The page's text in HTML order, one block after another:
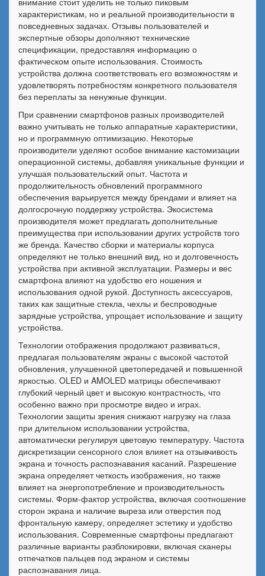
характеристикам, но и реальной производительности в
повседневных задачах. Отзывы пользователей и
экспертные обзоры дополняют технические
спецификации, предоставляя информацию о
фактическом опыте использования. Стоимость
устройства должна соответствовать его возможностям и
удовлетворять потребностям конкретного пользователя
без переплаты за ненужные функции.
При сравнении смартфонов разных производителей
важно учитывать не только аппаратные характеристики,
но и программную оптимизацию. Некоторые
производители уделяют особое внимание кастомизации
операционной системы, добавляя уникальные функции и
улучшая пользовательский опыт. Частота и
продолжительность обновлений программного
обеспечения варьируется между брендами и влияет на
долгосрочную поддержку устройства. Экосистема
производителя может предлагать дополнительные
преимущества при использовании других устройств того
же бренда. Качество сборки и материалы корпуса
определяют не только внешний вид, но и долговечность
устройства при активной эксплуатации. Размеры и вес
смартфона влияют на удобство его ношения и
использования одной рукой. Доступность аксессуаров,
таких как защитные стекла, чехлы и беспроводные
зарядные устройства, упрощает использование и защиту
устройства.
Технологии отображения продолжают развиваться,
предлагая пользователям экраны с высокой частотой
обновления, улучшенной цветопередачей и повышенной
яркостью. OLED и AMOLED матрицы обеспечивают
глубокий черный цвет и высокую контрастность, что
особенно важно при просмотре видео и играх.
Технологии защиты зрения снижают нагрузку на глаза
при длительном использовании устройства,
автоматически регулируя цветовую температуру. Частота
дискретизации сенсорного слоя влияет на отзывчивость
экрана и точность распознавания касаний. Разрешение
экрана определяет четкость изображения, но также
влияет на энергопотребление и производительность
системы. Форм-фактор устройства, включая соотношение
сторон экрана и наличие выреза или отверстия под
фронтальную камеру, определяет эстетику и удобство
использования. Современные смартфоны предлагают
различные варианты разблокировки, включая сканеры
отпечатков пальцев под экраном и системы
распознавания лица.